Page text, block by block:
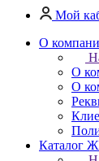
Мой
О
О
О
Каталог